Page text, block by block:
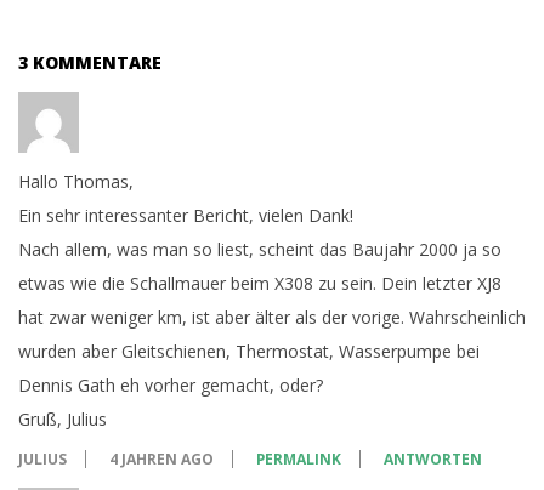
3 KOMMENTARE
Hallo Thomas,
Ein sehr interessanter Bericht, vielen Dank!
Nach allem, was man so liest, scheint das Baujahr 2000 ja so
etwas wie die Schallmauer beim X308 zu sein. Dein letzter XJ8
hat zwar weniger km, ist aber älter als der vorige. Wahrscheinlich
wurden aber Gleitschienen, Thermostat, Wasserpumpe bei
Dennis Gath eh vorher gemacht, oder?
Gruß, Julius
JULIUS 4 JAHREN AGO PERMALINK ANTWORTEN